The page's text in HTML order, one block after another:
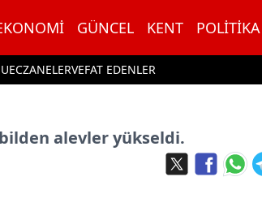
GÜNCEL KENT POLITIKA
ECZANELERVEFAT EDENLER
alevler yükseldi.